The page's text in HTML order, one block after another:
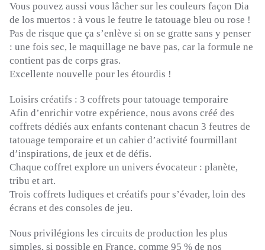
Vous pouvez aussi vous lâcher sur les couleurs façon Dia
de los muertos : à vous le feutre le tatouage bleu ou rose !
Pas de risque que ça s’enlève si on se gratte sans y penser
: une fois sec, le maquillage ne bave pas, car la formule ne
contient pas de corps gras.
Excellente nouvelle pour les étourdis !
Loisirs créatifs : 3 coffrets pour tatouage temporaire
Afin d’enrichir votre expérience, nous avons créé des
coffrets dédiés aux enfants contenant chacun 3 feutres de
tatouage temporaire et un cahier d’activité fourmillant
d’inspirations, de jeux et de défis.
Chaque coffret explore un univers évocateur : planète,
tribu et art.
Trois coffrets ludiques et créatifs pour s’évader, loin des
écrans et des consoles de jeu.
Nous privilégions les circuits de production les plus
simples, si possible en France, comme 95 % de nos